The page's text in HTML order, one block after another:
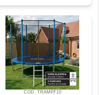
COD. TRAMPF10